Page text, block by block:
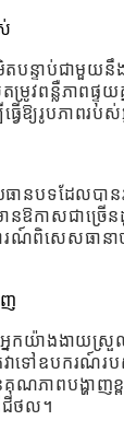
តបន្ទាប់ជាមួយនឹ
វពន្លឺភាពផ្ទុយគ្
ធ្វើឱ្យរូបភាពរ
ធានបទដែលបាន
នឱកាសជាច្រើ
រណ៍ពិសេសធានា
ញ
អ្នកយ៉ាងងាយស្រួ
វាទៅឧបករណ៍រប
គុណភាពបង្ហាញខ្
ជីថល។